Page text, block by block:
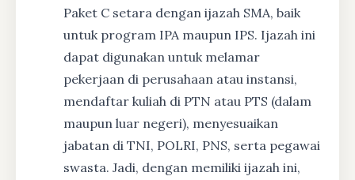
Paket C setara dengan ijazah SMA, baik
untuk program IPA maupun IPS. Ijazah ini
dapat digunakan untuk melamar
pekerjaan di perusahaan atau instansi,
mendaftar kuliah di PTN atau PTS (dalam
maupun luar negeri), menyesuaikan
jabatan di TNI, POLRI, PNS, serta pegawai
swasta. Jadi, dengan memiliki ijazah ini,